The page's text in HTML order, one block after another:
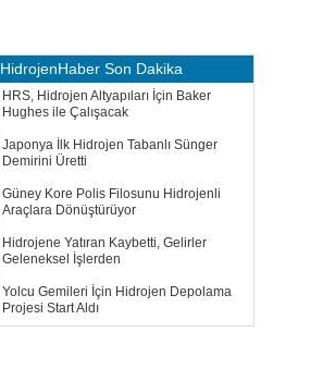
HidrojenHaber Son Dakika
HRS, Hidrojen Altyapıları İçin Baker
Hughes ile Çalışacak
Japonya İlk Hidrojen Tabanlı Sünger
Demirini Üretti
Güney Kore Polis Filosunu Hidrojenli
Araçlara Dönüştürüyor
Hidrojene Yatıran Kaybetti, Gelirler
Geleneksel İşlerden
Yolcu Gemileri İçin Hidrojen Depolama
Projesi Start Aldı